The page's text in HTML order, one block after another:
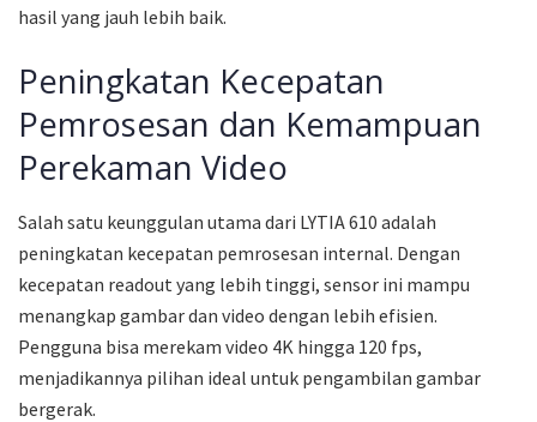
hasil yang jauh lebih baik.
Peningkatan Kecepatan
Pemrosesan dan Kemampuan
Perekaman Video
Salah satu keunggulan utama dari LYTIA 610 adalah
peningkatan kecepatan pemrosesan internal. Dengan
kecepatan readout yang lebih tinggi, sensor ini mampu
menangkap gambar dan video dengan lebih efisien.
Pengguna bisa merekam video 4K hingga 120 fps,
menjadikannya pilihan ideal untuk pengambilan gambar
bergerak.